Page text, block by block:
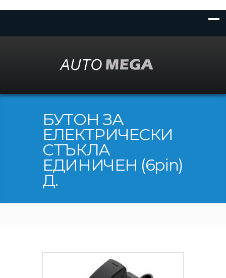
БУТОН ЗА
ЕЛЕКТРИЧЕСКИ
СТЪКЛА
ЕДИНИЧЕН (6pin)
Д.